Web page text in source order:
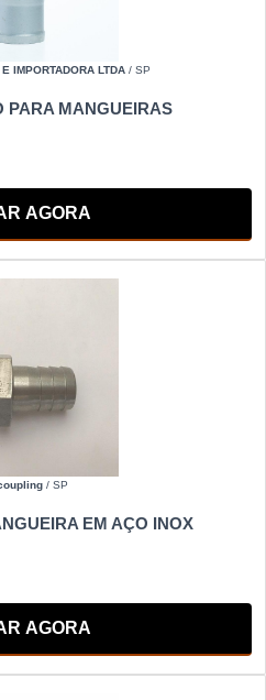
IMPORTADORA LTDA / SP
PARA MANGUEIRAS
AGORA
/ SP
EM AÇO INOX
AGORA